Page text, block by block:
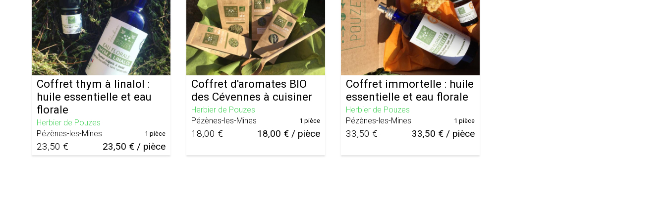
Coffret thym à linalol :
huile essentielle et eau
florale
Herbier de Pouzes
Pézènes-les-Mines
23,50 € 23,50 € / pièce
1 pièce
Coffret d'aromates BIO
des Cévennes à cuisiner
Herbier de Pouzes
Pézènes-les-Mines
18,00 € 18,00 € / pièce
1 pièce
Coffret immortelle : huile
essentielle et eau florale
Herbier de Pouzes
Pézènes-les-Mines
33,50 € 33,50 € / pièce
1 pièce